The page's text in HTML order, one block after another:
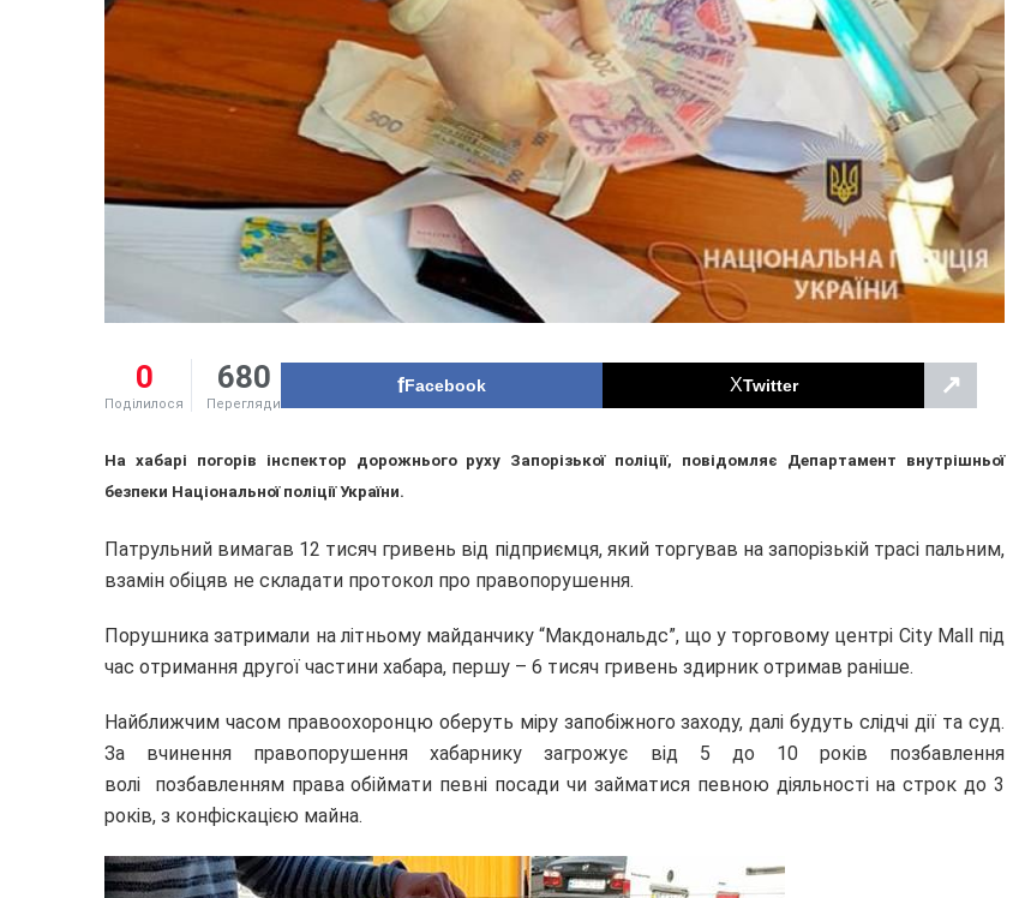
0
Поділилося
680
Перегляди
Facebook Twitter ↗
На хабарі погорів інспектор дорожнього руху Запорізької поліції, повідомляє Департамент внутрішньої
безпеки Національної поліції України.
Патрульний вимагав 12 тисяч гривень від підприємця, який торгував на запорізькій трасі пальним,
взамін обіцяв не складати протокол про правопорушення.
Порушника затримали на літньому майданчику “Макдональдс”, що у торговому центрі City Mall під
час отримання другої частини хабара, першу – 6 тисяч гривень здирник отримав раніше.
Найближчим часом правоохоронцю оберуть міру запобіжного заходу, далі будуть слідчі дії та суд.
За вчинення правопорушення хабарнику загрожує від 5 до 10 років позбавлення
волі позбавленням права обіймати певні посади чи займатися певною діяльності на строк до 3
років, з конфіскацією майна.